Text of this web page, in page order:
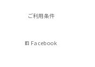
ご利用条件
Facebook